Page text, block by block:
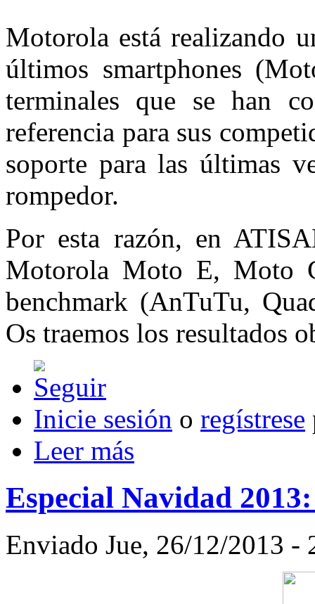
Motorola está realizando
últimos smartphones
terminales que se han
referencia para sus
soporte para las últimas
rompedor.
Por esta razón, en
Motorola Moto E, Moto
benchmark (AnTuTu,
Os traemos los resultados
Inicie sesión o regístrese
Leer más
Especial Navidad
Enviado Jue, 26/12/2013 -